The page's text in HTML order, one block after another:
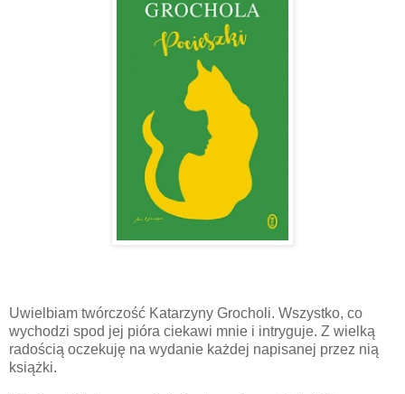
Uwielbiam twórczość Katarzyny Grocholi. Wszystko, co
wychodzi spod jej pióra ciekawi mnie i intryguje. Z wielką
radością oczekuję na wydanie każdej napisanej przez nią
książki.